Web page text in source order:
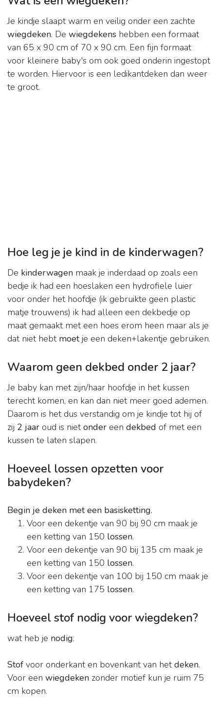
Je kindje slaapt warm en veilig onder een zachte
wiegdeken. De wiegdekens hebben een formaat
van 65 x 90 cm of 70 x 90 cm. Een fijn formaat
voor kleinere baby's om ook goed onderin ingestopt
te worden. Hiervoor is een ledikantdeken dan weer
te groot.
Hoe leg je je kind in de kinderwagen?
De kinderwagen maak je inderdaad op zoals een
bedje ik had een hoeslaken een hydrofiele luier
voor onder het hoofdje (ik gebruikte geen plastic
matje trouwens) ik had alleen een dekbedje op
maat gemaakt met een hoes erom heen maar als je
dat niet hebt moetje een deken+lakentje gebruiken.
Waarom geen dekbed onder 2 jaar?
Je baby kan met zijn/haar hoofdje in het kussen
terecht komen, en kan dan niet meer goed ademen.
Daarom is het dus verstandig om je kindje tot hij of
zij 2 jaar oud is nietonder een dekbed of met een
kussen te laten slapen.
Hoeveel lossen opzetten voor
babydeken?
Begin je deken met een basisketting.
Voor een dekentje van 90 bij 90 cm maak je
een ketting van 150 lossen.
Voor een dekentje van 90 bij 135 cm maak je
een ketting van 150 lossen.
Voor een dekentje van 100 bij 150 cm maak je
een ketting van 175 lossen.
Hoeveel stof nodig voor wiegdeken?
wat heb je nodig:
Stof voor onderkant en bovenkant van hetdeken.
Voor een wiegdeken zonder motief kun je ruim 75
cm kopen.